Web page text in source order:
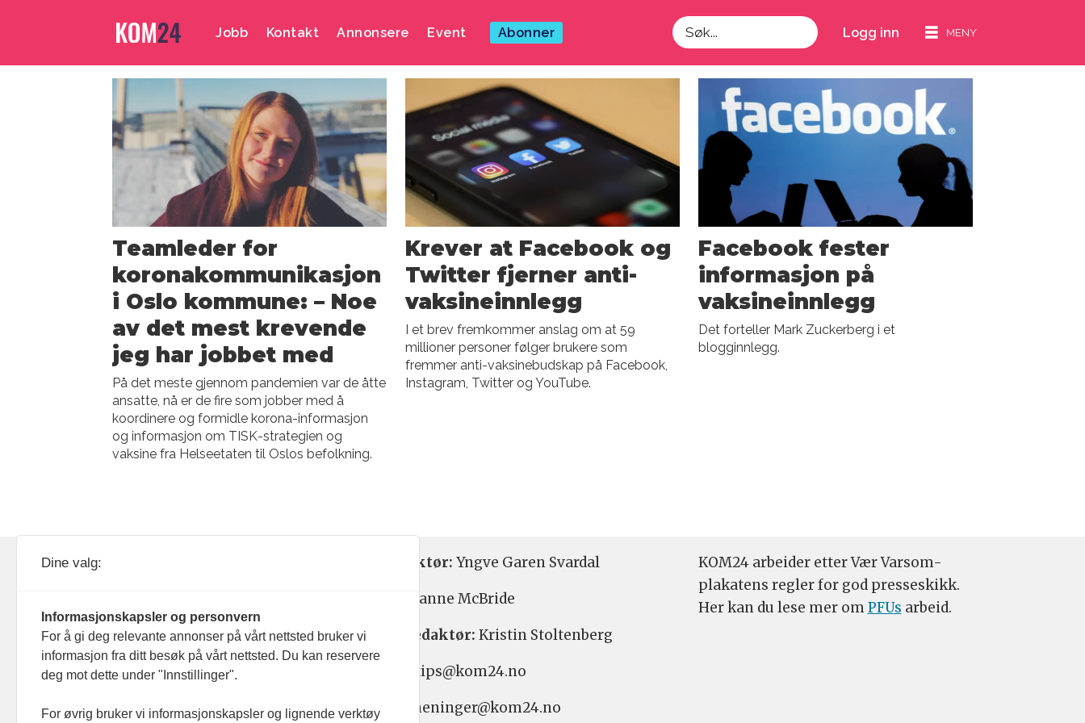
Jobb Kontakt Annonsere Event Abonner
Søk
Logg inn
Emne:
vaksine
Teamleder for
koronakommunikasjon
i Oslo kommune: – Noe
av det mest krevende
jeg har jobbet med
På det meste gjennom pandemien var de åtte
ansatte, nå er de fire som jobber med å
koordinere og formidle korona-informasjon
og informasjon om TISK-strategien og
vaksine fra Helseetaten til Oslos befolkning.
Krever at Facebook og
Twitter fjerner anti-
vaksineinnlegg
I et brev fremkommer anslag om at 59
millioner personer følger brukere som
fremmer anti-vaksinebudskap på Facebook,
Instagram, Twitter og YouTube.
Facebook fester
informasjon på
vaksineinnlegg
Det forteller Mark Zuckerberg i et
blogginnlegg.
093 182
Nyhetsredaktør: Yngve Garen Svardal
Hanne McBride
Ansvarlig redaktør: Kristin Stoltenberg
Nyhetstips: tips@kom24.no
Meninger: meninger@kom24.no
KOM24 arbeider etter Vær Varsom-
plakatens regler for god presseskikk.
Her kan du lese mer omPFUs arbeid.
Dine valg:
Informasjonskapsler og personvern
For å gi deg relevante annonser på vårt nettsted bruker vi
informasjon fra ditt besøk på vårt nettsted. Du kan reservere
deg mot dette under "Innstillinger".
For øvrig bruker vi informasjonskapsler og lignende verktøy